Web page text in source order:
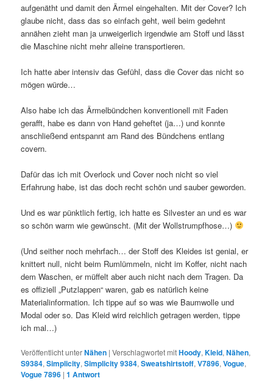
aufgenätht und damit den Ärmel eingehalten. Mit der Cover? Ich
glaube nicht, dass das so einfach geht, weil beim gedehnt
annähen zieht man ja unweigerlich irgendwie am Stoff und lässt
die Maschine nicht mehr alleine transportieren.
Ich hatte aber intensiv das Gefühl, dass die Cover das nicht so
mögen würde…
Also habe ich das Ärmelbündchen konventionell mit Faden
gerafft, habe es dann von Hand geheftet (ja…) und konnte
anschließend entspannt am Rand des Bündchens entlang
covern.
Dafür das ich mit Overlock und Cover noch nicht so viel
Erfahrung habe, ist das doch recht schön und sauber geworden.
Und es war pünktlich fertig, ich hatte es Silvester an und es war
so schön warm wie gewünscht. (Mit der Wollstrumpfhose…)
(Und seither noch mehrfach… der Stoff des Kleides ist genial, er
knittert null, nicht beim Rumlümmeln, nicht im Koffer, nicht nach
dem Waschen, er müffelt aber auch nicht nach dem Tragen. Da
es offiziell „Putzlappen“ waren, gab es natürlich keine
Materialinformation. Ich tippe auf so was wie Baumwolle und
Modal oder so. Das Kleid wird reichlich getragen werden, tippe
ich mal…)
Veröffentlicht unterNähen |Verschlagwortet mitHoody,Kleid,Nähen,
S9384,Simplicity,Simplicity 9384,Sweatshirtstoff,V7896,Vogue,
Vogue 7896 |1 Antwort